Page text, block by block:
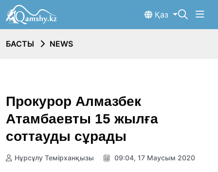
Қаз
БАСТЫ NEWS
Прокурор Алмазбек
Атамбаевты 15 жылға
соттауды сұрады
Нұрсұлу Темірханқызы 09:04, 17 Маусым 2020